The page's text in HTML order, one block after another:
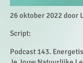
26 oktober 2022 door
Script:
Podcast 143.